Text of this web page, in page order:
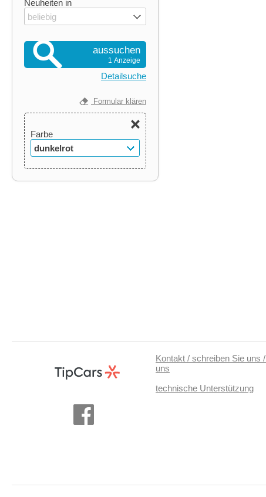
Neuheiten in
beliebig
aussuchen
1 Anzeige
Detailsuche
Formular klären
Farbe
dunkelrot
Kontakt / schreiben Sie uns
uns
technische Unterstützung